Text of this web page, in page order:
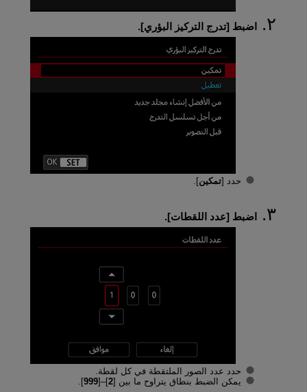
اضبط [تدرج التركيز البؤري].
حدد [تمكين].
اضبط [عدد اللقطات].
حدد عدد الصور الملتقطة في كل لقطة.
يمكن الضبط بنطاق يتراوح ما بين [2
]–[
999
].